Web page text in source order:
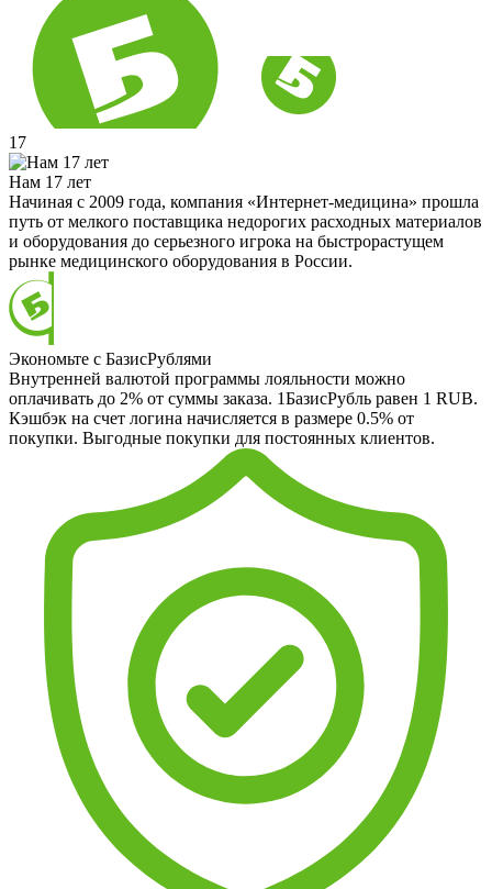
17
Нам 17 лет
Начиная с 2009 года, компания «Интернет-медицина» прошла
путь от мелкого поставщика недорогих расходных материалов
и оборудования до серьезного игрока на быстрорастущем
рынке медицинского оборудования в России.
Экономьте с БазисРублями
Внутренней валютой программы лояльности можно
оплачивать до 2% от суммы заказа. 1БазисРубль равен 1 RUB.
Кэшбэк на счет логина начисляется в размере 0.5% от
покупки. Выгодные покупки для постоянных клиентов.